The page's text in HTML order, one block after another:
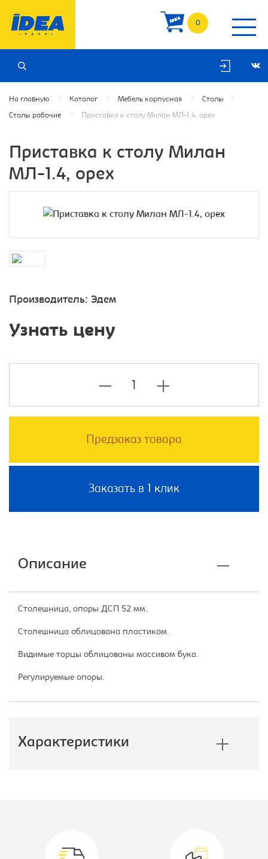
0
На главную Каталог Мебель корпусная Столы
Столы рабочие Приставка к столу Милан МЛ-1.4, орех
Приставка к столу Милан
МЛ-1.4, орех
Производитель: Эдем
Узнать цену
Предзаказ товара
Заказать в 1 клик
Описание
Столешница, опоры ДСП 52 мм.
Столешница облицована пластиком.
Видимые торцы облицованы массивом бука.
Регулируемые опоры.
Характеристики